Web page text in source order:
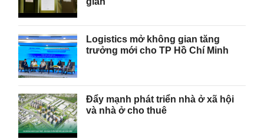
Logistics mở không gian tăng
trưởng mới cho TP Hồ Chí Minh
Đẩy mạnh phát triển nhà ở xã hội
và nhà ở cho thuê